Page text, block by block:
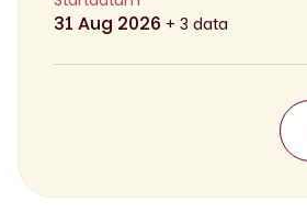
31 Aug 2026 + 3 data